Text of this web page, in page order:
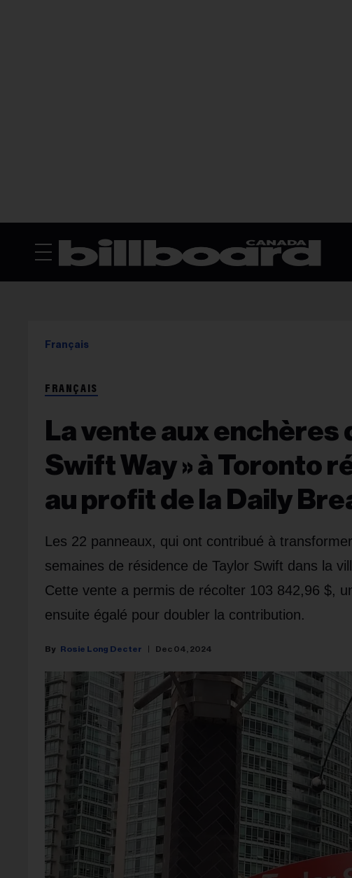
Français
FRANÇAIS
La vente aux enchères
Swift Way » à Toronto
au profit de la Daily
Les 22 panneaux, qui ont contribué à
semaines de résidence de Taylor Swift dans la
Cette vente a permis de récolter 103 842,96 $,
ensuite égalé pour doubler la contribution.
Rosie Long Decter Dec 04, 2024